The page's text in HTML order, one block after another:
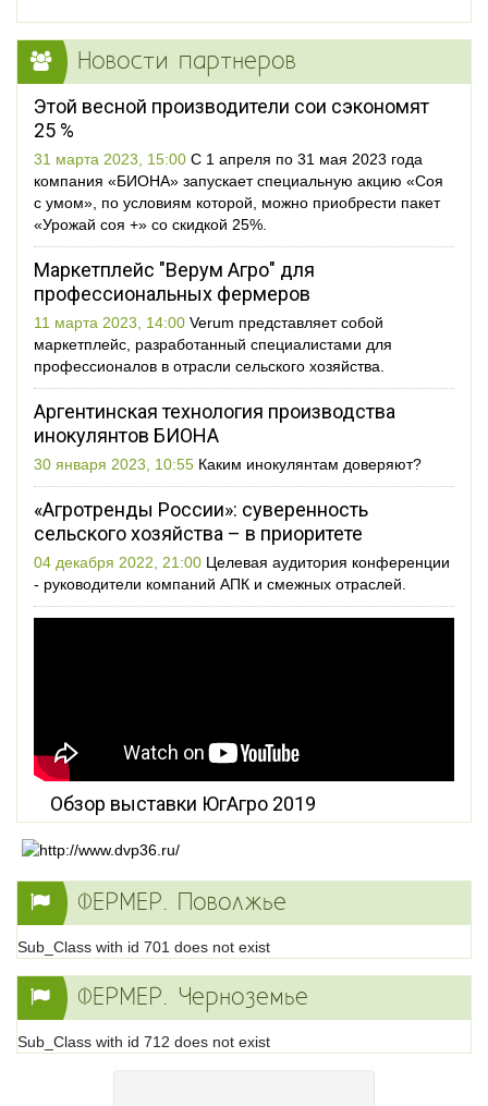
Новости партнеров
Этой весной производители сои сэкономят
25 %
31 марта 2023, 15:00 С 1 апреля по 31 мая 2023 года
компания «БИОНА» запускает специальную акцию «Соя
с умом», по условиям которой, можно приобрести пакет
«Урожай соя +» со скидкой 25%.
Маркетплейс "Верум Агро" для
профессиональных фермеров
11 марта 2023, 14:00 Verum представляет собой
маркетплейс, разработанный специалистами для
профессионалов в отрасли сельского хозяйства.
Аргентинская технология производства
инокулянтов БИОНА
30 января 2023, 10:55 Каким инокулянтам доверяют?
«Агротренды России»: суверенность
сельского хозяйства – в приоритете
04 декабря 2022, 21:00 Целевая аудитория конференции
- руководители компаний АПК и смежных отраслей.
Обзор выставки ЮгАгро 2019
ФЕРМЕР. Поволжье
Sub_Class with id 701 does not exist
ФЕРМЕР. Черноземье
Sub_Class with id 712 does not exist